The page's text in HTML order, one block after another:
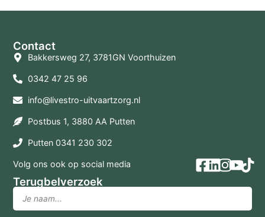
Contact
Bakkersweg 27, 3781GN Voorthuizen
0342 47 25 96
info@livestro-uitvaartzorg.nl
Postbus 1, 3880 AA Putten
Putten 0341 230 302
Volg ons ook op social media
Terugbelverzoek